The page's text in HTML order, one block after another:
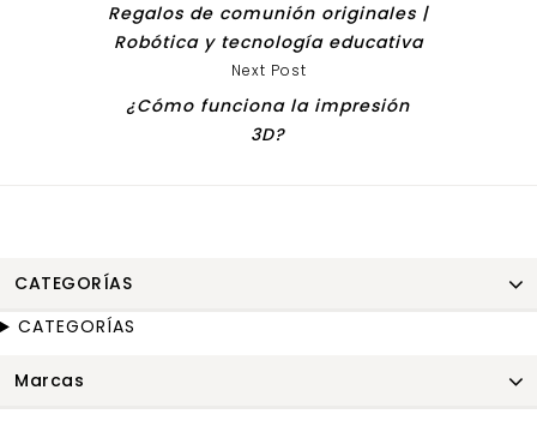
Regalos de comunión originales |
Robótica y tecnología educativa
Next Post
¿Cómo funciona la impresión
3D?
CATEGORÍAS
CATEGORÍAS
Marcas